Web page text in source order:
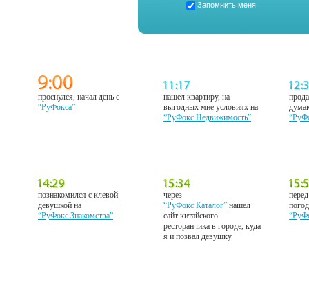
Запомнить меня
проснулся, начал день с
“РуФокса”
нашел квартиру, на
выгодных мне условиях на
“РуФокс Недвижимость”
познакомился с клевой
девушкой на
“РуФокс Знакомства”
через
“РуФокс Каталог”нашел
сайт китайского
ресторанчика в городе, куда
я и позвал девушку